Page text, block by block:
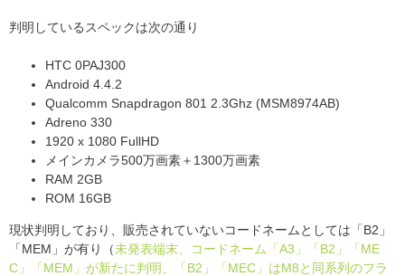
判明しているスペックは次の通り
HTC 0PAJ300
Android 4.4.2
Qualcomm Snapdragon 801 2.3Ghz (MSM8974AB)
Adreno 330
1920 x 1080 FullHD
メインカメラ500万画素＋1300万画素
RAM 2GB
ROM 16GB
現状判明しており、販売されていないコードネームとしては「B2」
「MEM」が有り（未発表端末、コードネーム「A3」「B2」「ME
C」「MEM」が新たに判明、「B2」「MEC」はM8と同系列のフラ